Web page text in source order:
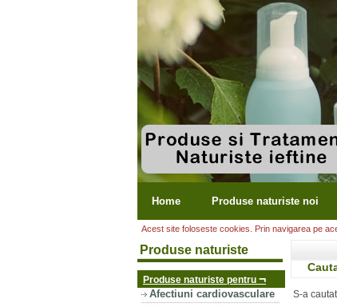
Home Produse naturiste noi
Acest site foloseste cookies. Prin navigarea pe
Produse naturiste
Produse naturiste pentru ¬
Afectiuni cardiovasculare
S-a